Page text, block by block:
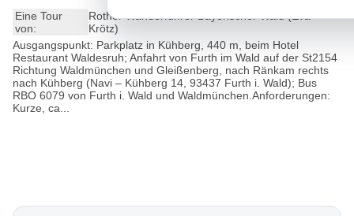
Eine Tour
von:
Rother Wanderführer Bayerischer Wald (Eva
Krötz)
Ausgangspunkt: Parkplatz in Kühberg, 440 m, beim Hotel
Restaurant Waldesruh; Anfahrt von Furth im Wald auf der St2154
Richtung Waldmünchen und Gleißenberg, nach Ränkam rechts
nach Kühberg (Navi – Kühberg 14, 93437 Furth i. Wald); Bus
RBO 6079 von Furth i. Wald und Waldmünchen.Anforderungen:
Kurze, ca...